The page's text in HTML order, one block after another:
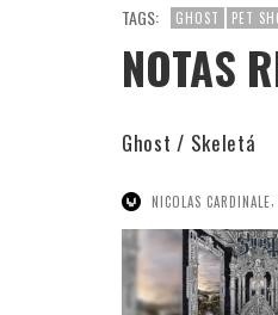
TAGS: GHOST PET
NOTAS
Ghost / Skeletá
NICOLAS CARDINALE,